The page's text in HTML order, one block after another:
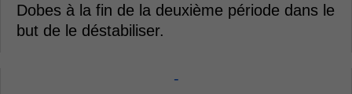
Dobes à la fin de la deuxième période dans le
but de le déstabiliser.
-